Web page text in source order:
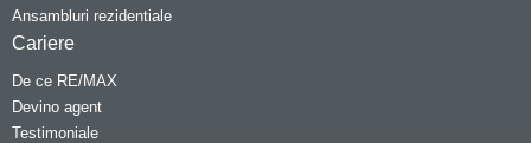
Ansambluri rezidentiale
Cariere
De ce RE/MAX
Devino agent
Testimoniale